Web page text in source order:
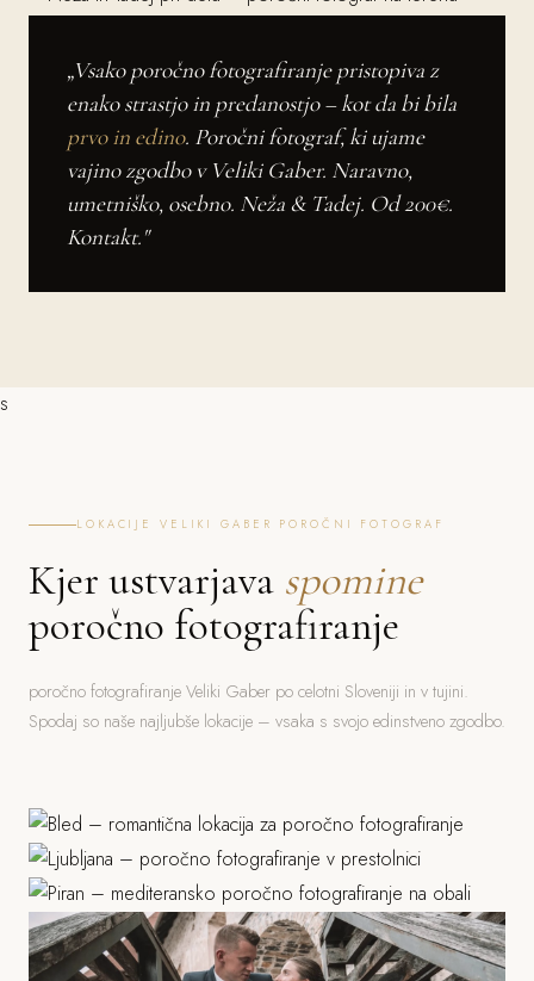
„Vsako poročno fotografiranje pristopiva z
enako strastjo in predanostjo – kot da bi bila
prvo in edino. Poročni fotograf, ki ujame
vajino zgodbo v Veliki Gaber. Naravno,
umetniško, osebno. Neža & Tadej. Od 200€.
Kontakt."
s
LOKACIJE VELIKI GABER POROČNI FOTOGRAF
Kjer ustvarjava spomine
poročno fotografiranje
poročno fotografiranje Veliki Gaber po celotni Sloveniji in v tujini.
Spodaj so naše najljubše lokacije – vsaka s svojo edinstveno zgodbo.
Grad, stara mesta, parki
Piran
Morje, mediteranska arhitektura